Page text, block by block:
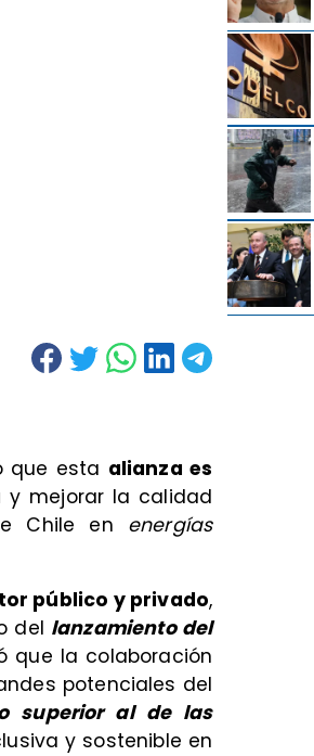
que esta alianza es
y mejorar la calidad
Chile en energías
público y privado,
del lanzamiento del
que la colaboración
potenciales del
superior al de las
y sostenible en